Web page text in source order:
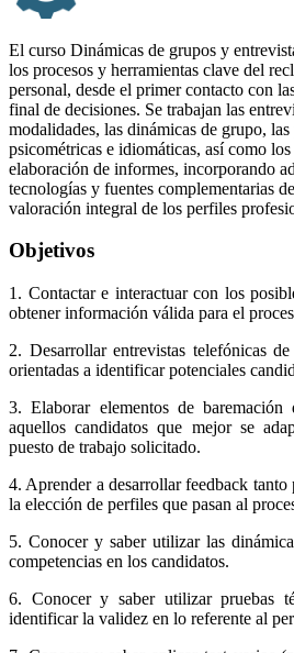
El curso Dinámicas de grupos y
los procesos y herramientas clave del
personal, desde el primer contacto con
final de decisiones. Se trabajan las
modalidades, las dinámicas de grupo, las
psicométricas e idiomáticas, así como
elaboración de informes, incorporando
tecnologías y fuentes complementarias
valoración integral de los perfiles
Objetivos
1. Contactar e interactuar con los
obtener información válida para el
2. Desarrollar entrevistas telefónicas
orientadas a identificar potenciales
3. Elaborar elementos de baremación
aquellos candidatos que mejor se
puesto de trabajo solicitado.
4. Aprender a desarrollar feedback
la elección de perfiles que pasan al
5. Conocer y saber utilizar las
competencias en los candidatos.
6. Conocer y saber utilizar pruebas
identificar la validez en lo referente al